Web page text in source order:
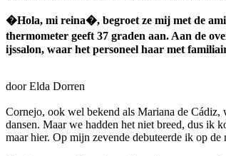
�Hola, mi reina�, begroet ze mij met de
thermometer geeft 37 graden aan. Aan de
ijssalon, waar het personeel haar met
door Elda Dorren
Cornejo, ook wel bekend als Mariana de Cádiz,
dansen. Maar we hadden het niet breed, dus ik
maar hier. Op mijn zevende debuteerde ik op de